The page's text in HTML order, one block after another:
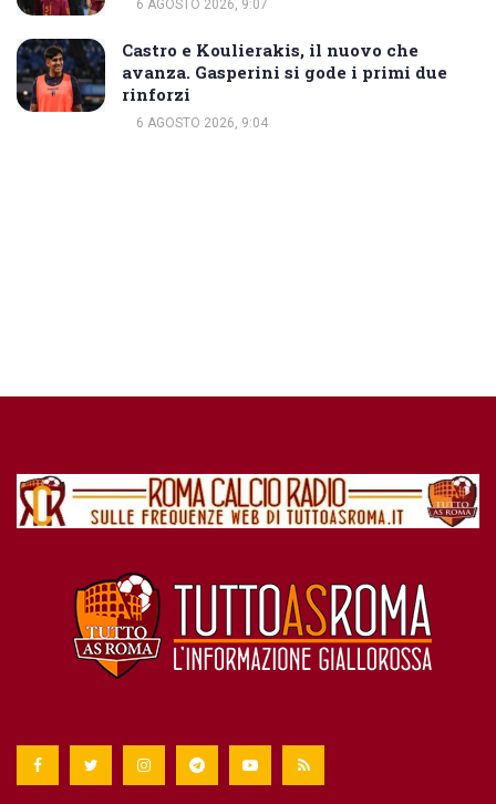
6 AGOSTO 2026, 9:07
Castro e Koulierakis, il nuovo che
avanza. Gasperini si gode i primi due
rinforzi
6 AGOSTO 2026, 9:04